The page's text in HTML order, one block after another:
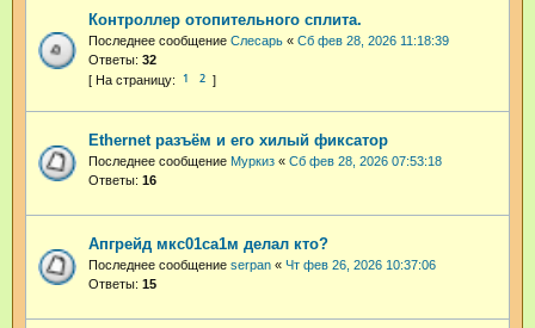
Контроллер отопительного сплита.
Последнее сообщение Слесарь « Сб фев 28, 2026 11:18:39
Ответы: 32
1 2
Ethernet разъём и его хилый фиксатор
Последнее сообщение Муркиз « Сб фев 28, 2026 07:53:18
Ответы: 16
Апгрейд мкс01са1м делал кто?
Последнее сообщение serpan « Чт фев 26, 2026 10:37:06
Ответы: 15